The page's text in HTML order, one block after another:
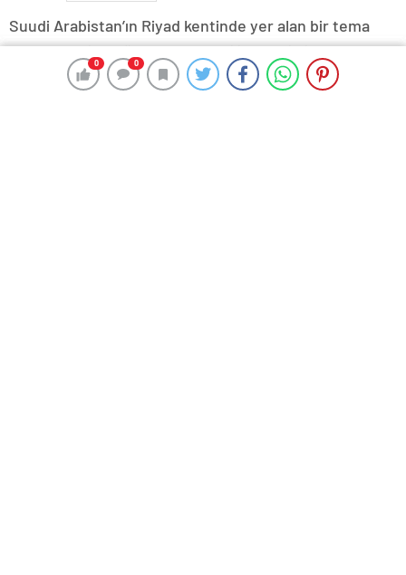
0 0
0 0
Suudi Arabistan’ın Riyad kentinde yer alan bir tema
parkında minyatür Galata Kulesi inşa edildi. Parkın
ortasına kurulan minyatür Galata Kulesi, yerli ve